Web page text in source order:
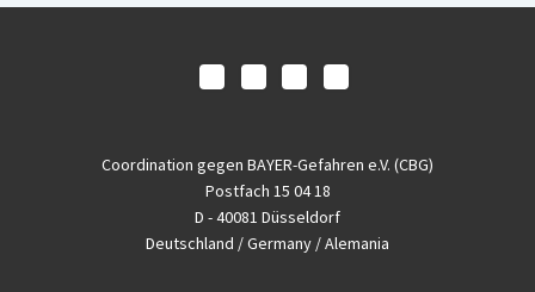
Coordination gegen BAYER-Gefahren e.V. (CBG)
Postfach 15 04 18
D - 40081 Düsseldorf
Deutschland / Germany / Alemania